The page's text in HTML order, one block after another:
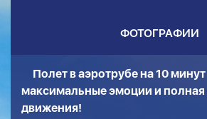
ФОТОГРАФИИ
Полет в аэротрубе на 10
максимальные эмоции и полная
движения!